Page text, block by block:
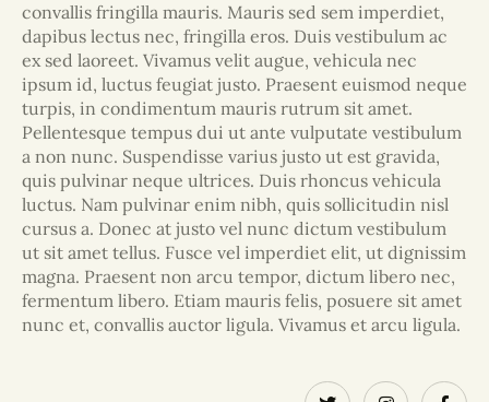
convallis fringilla mauris. Mauris sed sem imperdiet,
dapibus lectus nec, fringilla eros. Duis vestibulum ac
ex sed laoreet. Vivamus velit augue, vehicula nec
ipsum id, luctus feugiat justo. Praesent euismod neque
turpis, in condimentum mauris rutrum sit amet.
Pellentesque tempus dui ut ante vulputate vestibulum
a non nunc. Suspendisse varius justo ut est gravida,
quis pulvinar neque ultrices. Duis rhoncus vehicula
luctus. Nam pulvinar enim nibh, quis sollicitudin nisl
cursus a. Donec at justo vel nunc dictum vestibulum
ut sit amet tellus. Fusce vel imperdiet elit, ut dignissim
magna. Praesent non arcu tempor, dictum libero nec,
fermentum libero. Etiam mauris felis, posuere sit amet
nunc et, convallis auctor ligula. Vivamus et arcu ligula.